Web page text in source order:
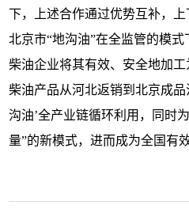
下，上述合作通过优势互补，
北京市“地沟油”在全监管的模
柴油企业将其有效、安全地加
柴油产品从河北返销到北京成
沟油’全产业链循环利用，同时
量”的新模式，进而成为全国有